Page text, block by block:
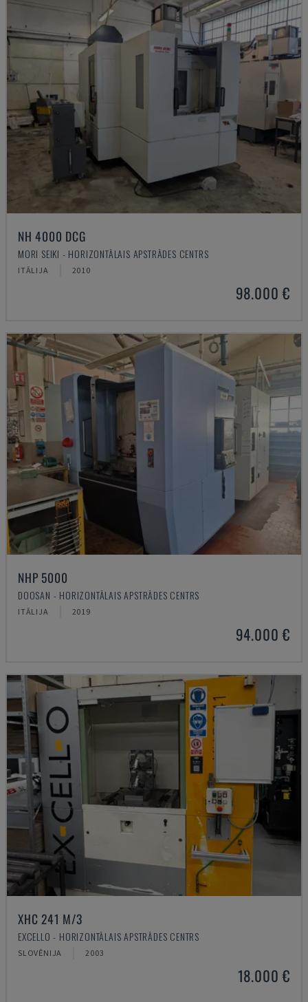
NH 4000 DCG
MORI SEIKI - HORIZONTĀLAIS APSTRĀDES CENTRS
ITĀLIJA 2010
98.000 €
NHP 5000
DOOSAN - HORIZONTĀLAIS APSTRĀDES CENTRS
ITĀLIJA 2019
94.000 €
XHC 241 M/3
EXCELLO - HORIZONTĀLAIS APSTRĀDES CENTRS
SLOVĒNIJA 2003
18.000 €